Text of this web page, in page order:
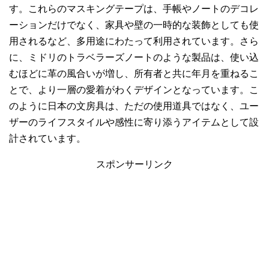
す。これらのマスキングテープは、手帳やノートのデコレ
ーションだけでなく、家具や壁の一時的な装飾としても使
用されるなど、多用途にわたって利用されています。さら
に、ミドリのトラベラーズノートのような製品は、使い込
むほどに革の風合いが増し、所有者と共に年月を重ねるこ
とで、より一層の愛着がわくデザインとなっています。こ
のように日本の文房具は、ただの使用道具ではなく、ユー
ザーのライフスタイルや感性に寄り添うアイテムとして設
計されています。
スポンサーリンク